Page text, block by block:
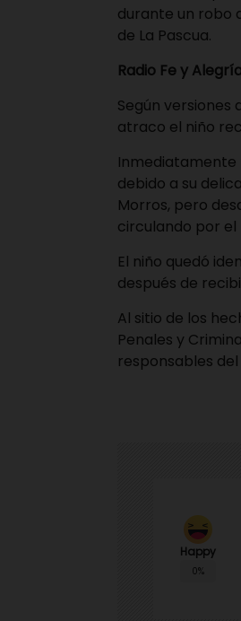
durante un robo
de La Pascua.
Radio Fe y
Según versiones
atraco el niño
Inmediatamente
debido a su
Morros, pero
circulando por el
El niño quedó
después de
Al sitio de los
Penales y
responsables
Happy
0%